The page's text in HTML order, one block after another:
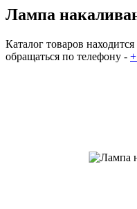
Лампа
Каталог товаров
обращаться по телефону -